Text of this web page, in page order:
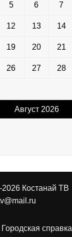
Август 2026
5 6 7
12 13 14
19 20 21
26 27 28
Костанай ТВ
Городская справка